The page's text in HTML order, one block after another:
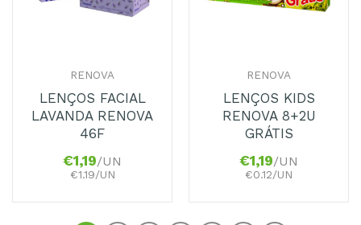
RENOVA
LENÇOS FACIAL
LAVANDA RENOVA
46F
€1,19/UN
€1.19/UN
RENOVA
LENÇOS KIDS
RENOVA 8+2U
GRÁTIS
€1,19/UN
€0.12/UN